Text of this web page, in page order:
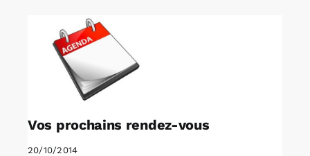
Vos prochains rendez-vous
20/10/2014